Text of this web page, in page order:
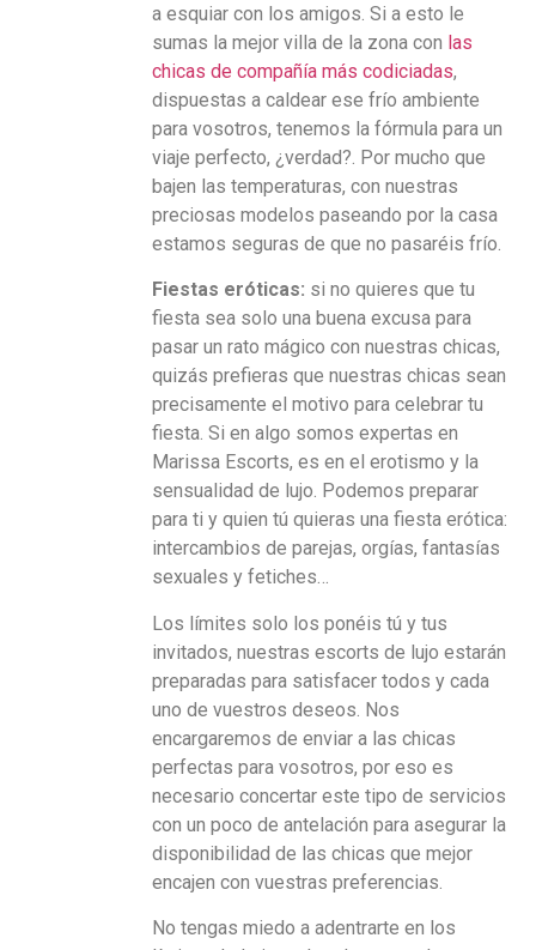
a esquiar con los amigos. Si a esto le
sumas la mejor villa de la zona con las
chicas de compañía más codiciadas,
dispuestas a caldear ese frío ambiente
para vosotros, tenemos la fórmula para un
viaje perfecto, ¿verdad?. Por mucho que
bajen las temperaturas, con nuestras
preciosas modelos paseando por la casa
estamos seguras de que no pasaréis frío.
Fiestas eróticas: si no quieres que tu
fiesta sea solo una buena excusa para
pasar un rato mágico con nuestras chicas,
quizás prefieras que nuestras chicas sean
precisamente el motivo para celebrar tu
fiesta. Si en algo somos expertas en
Marissa Escorts, es en el erotismo y la
sensualidad de lujo. Podemos preparar
para ti y quien tú quieras una fiesta erótica:
intercambios de parejas, orgías, fantasías
sexuales y fetiches…
Los límites solo los ponéis tú y tus
invitados, nuestras escorts de lujo estarán
preparadas para satisfacer todos y cada
uno de vuestros deseos. Nos
encargaremos de enviar a las chicas
perfectas para vosotros, por eso es
necesario concertar este tipo de servicios
con un poco de antelación para asegurar la
disponibilidad de las chicas que mejor
encajen con vuestras preferencias.
No tengas miedo a adentrarte en los